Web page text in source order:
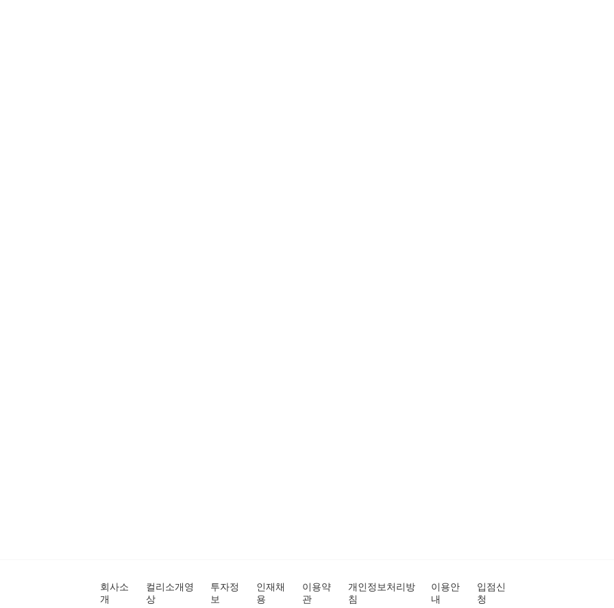
회사소
개
컬리소개영
상
투자정
보
인재채
용
이용약
관
개인정보처리방
침
이용안
내
입점신
청